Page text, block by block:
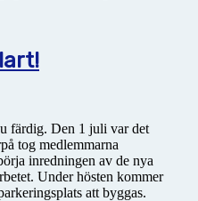
färdig. Den 1 juli var det
tog medlemmarna
inredningen av de nya
Under hösten kommer
att byggas.